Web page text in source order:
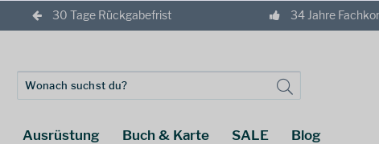
30 Tage Rückgabefrist 34 Jahre
Ausrüstung Buch & Karte SALE Blog